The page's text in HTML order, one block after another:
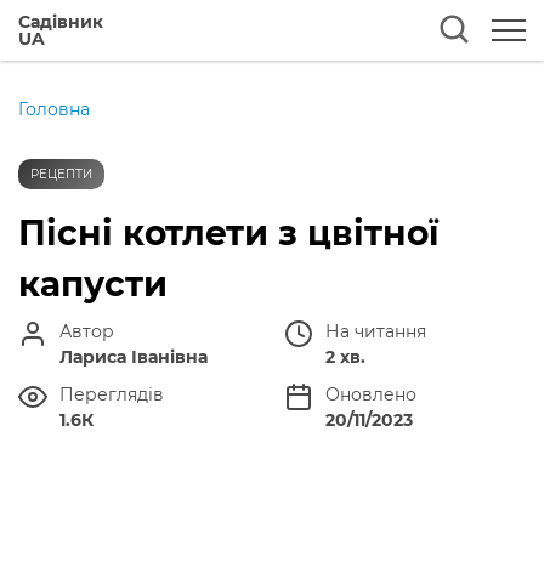
Садівник
UA
Головна
РЕЦЕПТИ
Пісні котлети з цвітної
капусти
Автор
Лариса Іванівна
На читання
2 хв.
Переглядів
1.6К
Оновлено
20/11/2023